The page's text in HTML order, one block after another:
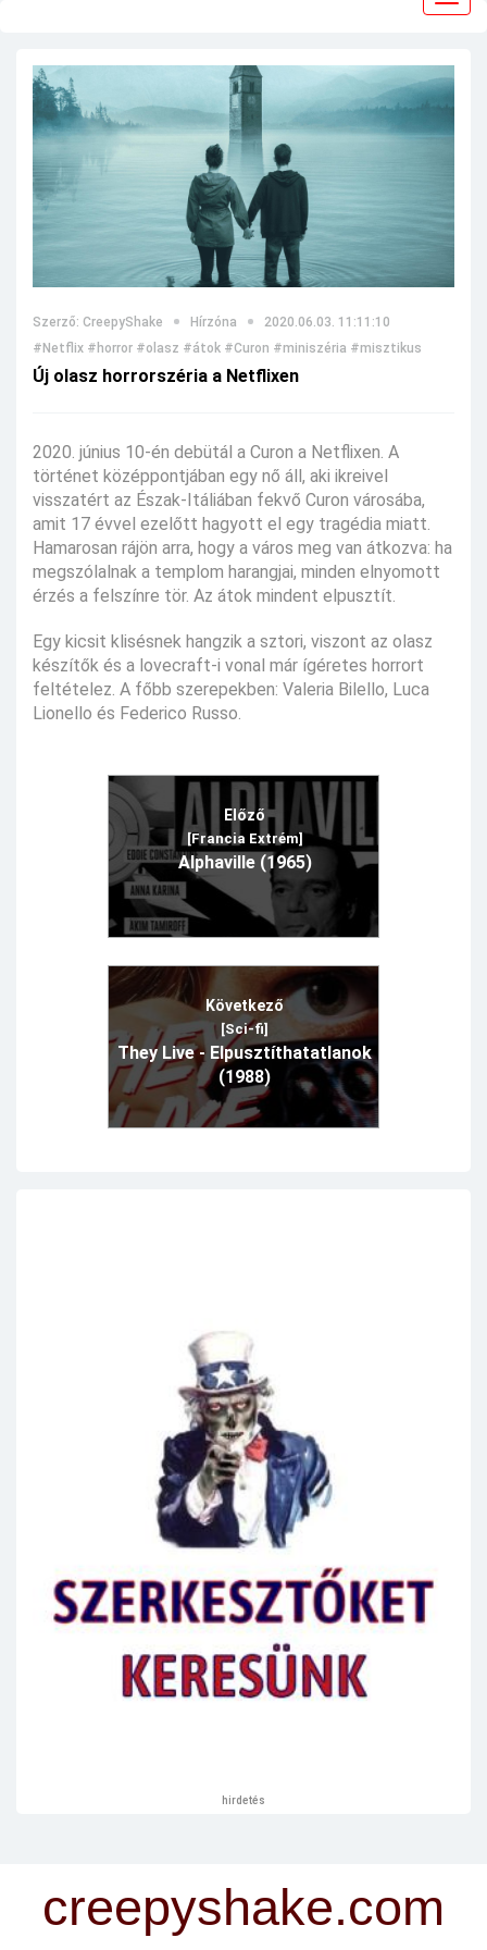
Szerző: CreepyShake Hírzóna
2020.06.03. 11:11:10
#Netflix #horror #olasz #átok #Curon #miniszéria #misztikus
Új olasz horrorszéria a Netflixen
2020. június 10-én debütál a Curon a Netflixen. A
történet középpontjában egy nő áll, aki ikreivel
visszatért az Észak-Itáliában fekvő Curon városába,
amit 17 évvel ezelőtt hagyott el egy tragédia miatt.
Hamarosan rájön arra, hogy a város meg van átkozva: ha
megszólalnak a templom harangjai, minden elnyomott
érzés a felszínre tör. Az átok mindent elpusztít.
Egy kicsit klisésnek hangzik a sztori, viszont az olasz
készítők és a lovecraft-i vonal már ígéretes horrort
feltételez. A főbb szerepekben: Valeria Bilello, Luca
Lionello és Federico Russo.
Előző
[Francia Extrém]
Alphaville (1965)
Következő
[Sci-fi]
They Live - Elpusztíthatatlanok
(1988)
hirdetés
creepyshake.com